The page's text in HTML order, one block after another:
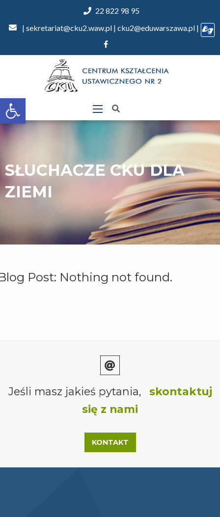
Otwórz
pasek
narzędzi
22 822 98 95
| sekretariat@cku2.waw.pl | cku2@eduwarszawa.pl |
SŁUCHACZE CKU DLA
ZIEMI
Post: Nothing not found.
Jeśli masz jakieś pytania,
skontaktuj
się z nami
KONTAKT